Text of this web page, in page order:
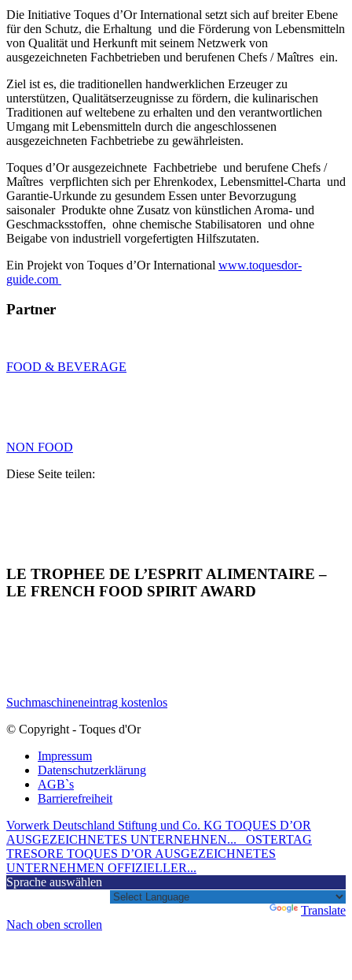
Die Initiative Toques d’Or International setzt sich auf breiter Ebene
für den Schutz, die Erhaltung und die Förderung von Lebensmitteln
von Qualität und Herkunft mit seinem Netzwerk von
ausgezeichneten Fachbetrieben und berufenen Chefs / Maîtres ein.
Ziel ist es, die traditionellen handwerklichen Erzeuger zu
unterstützen, Qualitätserzeugnisse zu fördern, die kulinarischen
Traditionen auf weltebene zu erhalten und den verantwortlichen
Umgang mit Lebensmitteln durch die angeschlossenen
ausgezeichneten Fachbetriebe zu gewährleisten.
Toques d’Or ausgezeichnete Fachbetriebe und berufene Chefs /
Maîtres verpflichten sich per Ehrenkodex, Lebensmittel-Charta und
Garantie-Urkunde zu gesundem Essen unter Bevorzugung
saisonaler Produkte ohne Zusatz von künstlichen Aroma- und
Geschmacksstoffen, ohne chemische Stabilisatoren und ohne
Beigabe von industriell vorgefertigten Hilfszutaten.
Ein Projekt von Toques d’Or International www.toquesdor-
guide.com
Partner
FOOD & BEVERAGE
NON FOOD
Diese Seite teilen:
LE TROPHEE DE L’ESPRIT ALIMENTAIRE –
LE FRENCH FOOD SPIRIT AWARD
Suchmaschineneintrag kostenlos
© Copyright - Toques d'Or
Impressum
Datenschutzerklärung
AGB`s
Barrierefreiheit
Vorwerk Deutschland Stiftung und Co. KG TOQUES D’OR
AUSGEZEICHNETES UNTERNEHNEN...
OSTERTAG
TRESORE TOQUES D’OR AUSGEZEICHNETES
UNTERNEHMEN OFFIZIELLER...
Sprache auswählen
Translate
Nach oben scrollen